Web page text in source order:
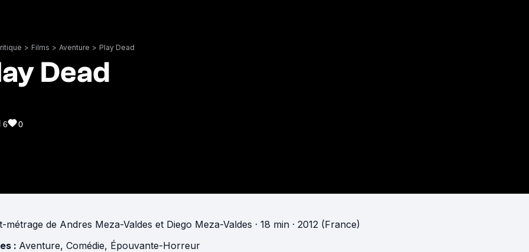
> Films > Aventure > Play Dead
Dead
6 0
métrage de Andres Meza-Valdes et Diego Meza-Valdes · 18 min · 2012 (France)
: Aventure, Comédie, Épouvante-Horreur